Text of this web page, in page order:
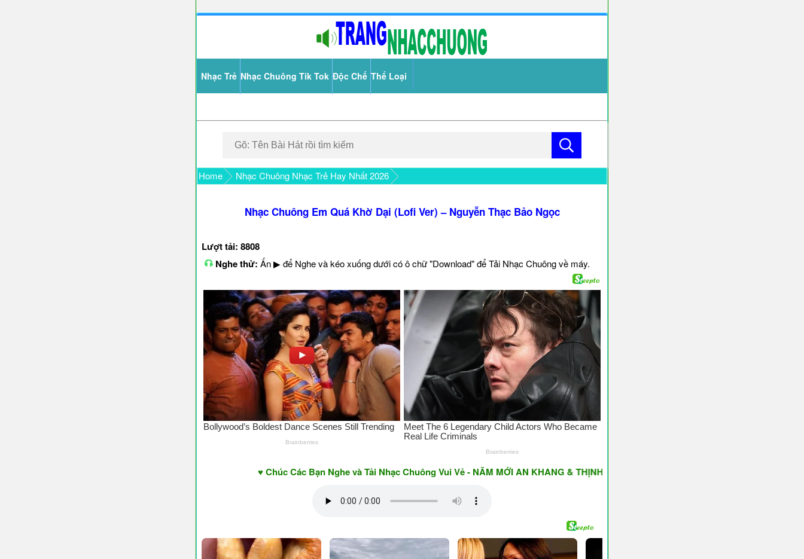
Nhạc Trẻ Nhạc Chuông Tik Tok Độc Chế Thể Loại
Home Nhạc Chuông Nhạc Trẻ Hay Nhất 2026
Nhạc Chuông Em Quá Khờ Dại (Lofi Ver) – Nguyễn Thạc Bảo Ngọc
Lượt tải: 8808
Nghe thử: Ấn ▶ để Nghe và kéo xuống dưới có ô chữ "Download" để Tải Nhạc Chuông về máy.
♥ Chúc Các Bạn Nghe và Tải Nhạc Chuông Vui Vẻ - NĂM MỚI AN KHANG & THỊNH VƯỢNG ♥ Have A Nice Day ♥